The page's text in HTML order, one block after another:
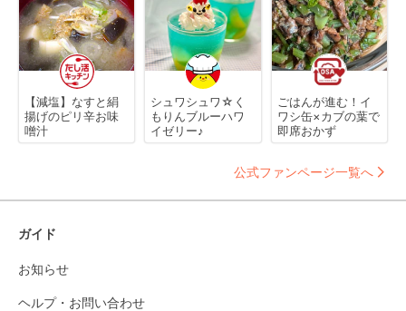
【減塩】なすと絹
揚げのピリ辛お味
噌汁
シュワシュワ☆く
もりんブルーハワ
イゼリー♪
ごはんが進む！イ
ワシ缶×カブの葉で
即席おかず
公式ファンページ一覧へ
ガイド
お知らせ
ヘルプ・お問い合わせ